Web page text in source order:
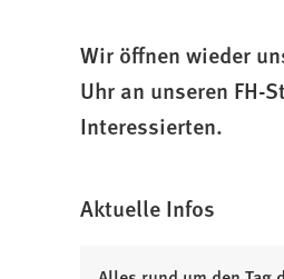
Wir öffnen wieder
Uhr an unseren
Interessierten.
Aktuelle Infos